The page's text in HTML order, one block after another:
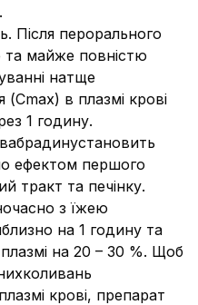
Після перорального
майже повністю
натще
в плазмі крові
1 годину.
ефектом першого
тракт та печінку.
з їжею
на 1 годину та
на 20 – 30 %. Щоб
крові, препарат